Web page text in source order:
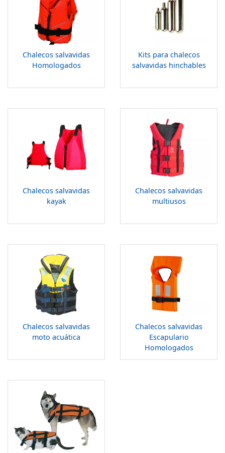
Chalecos salvavidas
Homologados
Kits para chalecos
salvavidas hinchables
Chalecos salvavidas
kayak
Chalecos salvavidas
multiusos
Chalecos salvavidas
moto acuática
Chalecos salvavidas
Escapulario
Homologados